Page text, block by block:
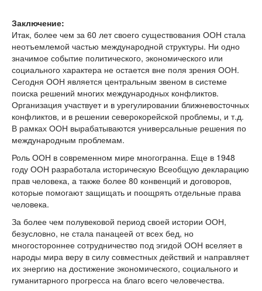
Заключение:
Итак, более чем за 60 лет своего существования ООН стала
неотъемлемой частью международной структуры. Ни одно
значимое событие политического, экономического или
социального характера не остается вне поля зрения ООН.
Сегодня ООН является центральным звеном в системе
поиска решений многих международных конфликтов.
Организация участвует и в урегулировании ближневосточных
конфликтов, и в решении северокорейской проблемы, и т.д.
В рамках ООН вырабатываются универсальные решения по
международным проблемам.
Роль ООН в современном мире многогранна. Еще в 1948
году ООН разработала историческую Всеобщую декларацию
прав человека, а также более 80 конвенций и договоров,
которые помогают защищать и поощрять отдельные права
человека.
За более чем полувековой период своей истории ООН,
безусловно, не стала панацеей от всех бед, но
многостороннее сотрудничество под эгидой ООН вселяет в
народы мира веру в силу совместных действий и направляет
их энергию на достижение экономического, социального и
гуманитарного прогресса на благо всего человечества.